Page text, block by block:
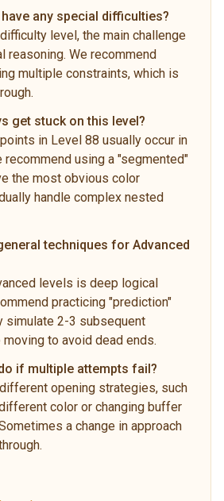
any special difficulties?
level, the main challenge
reasoning. We recommend
multiple constraints, which is
get stuck on this level?
in Level 88 usually occur in
recommend using a "segmented"
the most obvious color
handle complex nested
techniques for Advanced
levels is deep logical
practicing "prediction"
simulate 2-3 subsequent
to avoid dead ends.
if multiple attempts fail?
opening strategies, such
color or changing buffer
a change in approach